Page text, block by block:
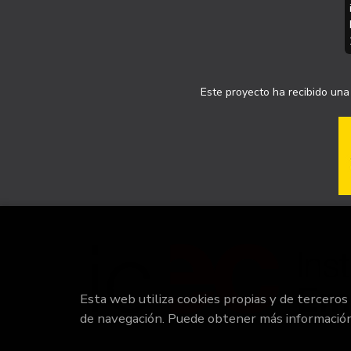
Este proyecto ha recibido
Esta web utiliza cookies propias y de
de navegación. Puede obtener más